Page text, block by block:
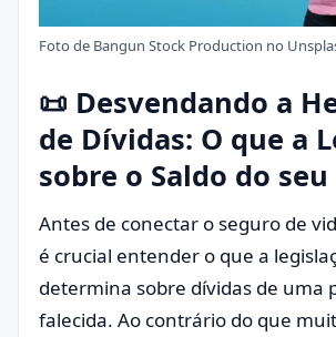
Foto de Bangun Stock Production no
📜 Desvendando a
de Dívidas: O que a
sobre o Saldo do
Antes de conectar o seguro de
é crucial entender o que a
determina sobre dívidas de uma
falecida. Ao contrário do que